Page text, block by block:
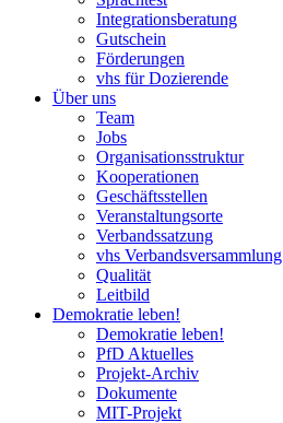
Integrationsberatung
Gutschein
Förderungen
vhs für Dozierende
Über uns
Team
Jobs
Organisationsstruktur
Kooperationen
Geschäftsstellen
Veranstaltungsorte
Verbandssatzung
vhs Verbandsversammlung
Qualität
Leitbild
Demokratie leben!
Demokratie leben!
PfD Aktuelles
Projekt-Archiv
Dokumente
MIT-Projekt